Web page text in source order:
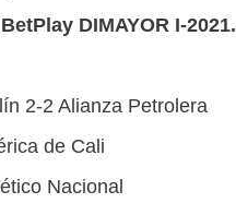
DIMAYOR I-2021.
2-2 Alianza Petrolera
de Cali
Nacional